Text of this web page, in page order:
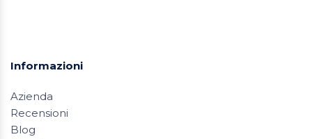
Informazioni
Azienda
Recensioni
Blog